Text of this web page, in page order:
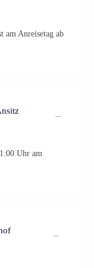
am Anreisetag ab
Uhr am